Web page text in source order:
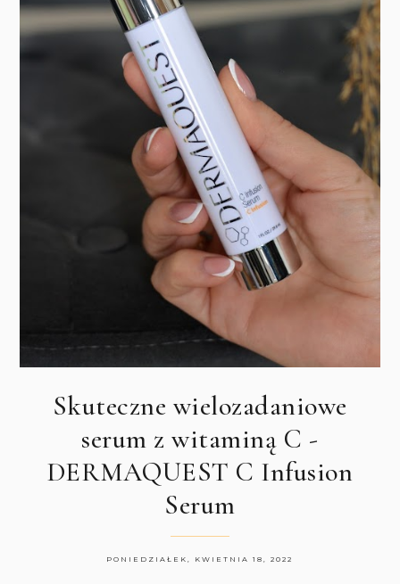
Skuteczne wielozadaniowe
serum z witaminą C -
DERMAQUEST C Infusion
Serum
PONIEDZIAŁEK, KWIETNIA 18, 2022